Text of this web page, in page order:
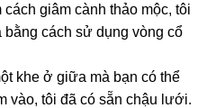
cách giâm cành thảo mộc, tôi
cách sử dụng vòng cổ
khe ở giữa mà bạn có thể
vào, tôi đã có sẵn chậu lưới.